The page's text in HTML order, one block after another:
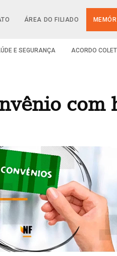
ÁREA DO FILIADO
E SEGURANÇA ACORDO
com